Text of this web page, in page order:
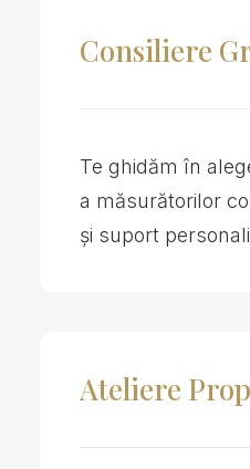
Consiliere
Te ghidăm în
a măsurătorilor
și suport
Ateliere